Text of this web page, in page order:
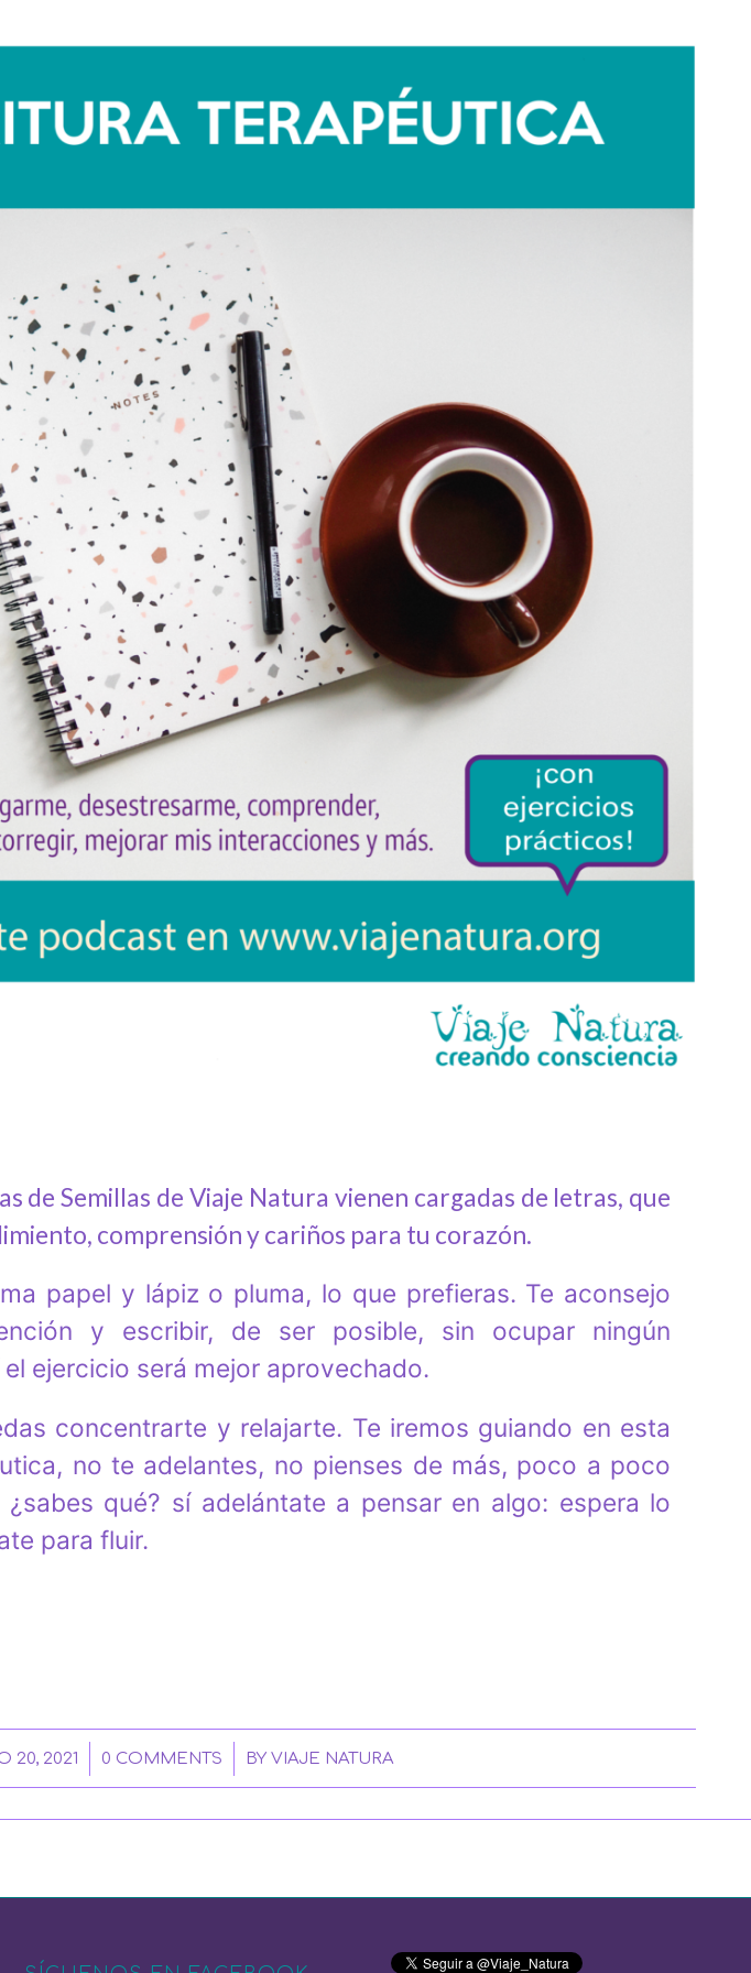
de Semillas de Viaje Natura vienen cargadas de letras, que
comprensión y cariños para tu corazón.
papel y lápiz o pluma, lo que prefieras. Te aconsejo
y escribir, de ser posible, sin ocupar ningún
ejercicio será mejor aprovechado.
concentrarte y relajarte. Te iremos guiando en esta
no te adelantes, no pienses de más, poco a poco
qué? sí adelántate a pensar en algo: espera lo
para fluir.
20, 2021
/ 0 COMMENTS
/ BY VIAJE NATURA